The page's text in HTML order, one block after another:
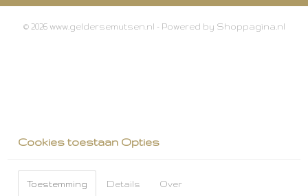
© 2026 www.geldersemutsen.nl - Powered by Shoppagina.nl
Cookies toestaan Opties
Toestemming Details Over